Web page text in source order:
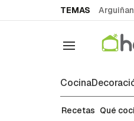
TEMAS
Navegación
Cocina
Recetas
Recetas Qué